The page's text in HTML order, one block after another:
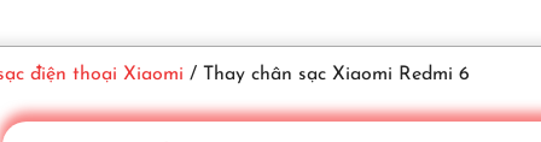
điện thoại Xiaomi / Thay chân sạc Xiaomi Redmi 6